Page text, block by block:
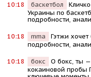
10:18 баскетбол
Украины по
подробности,
10:18 mma
Гэтжи
подробности,
10:18 бокс
О бокс, ты
кокаиновой пробы